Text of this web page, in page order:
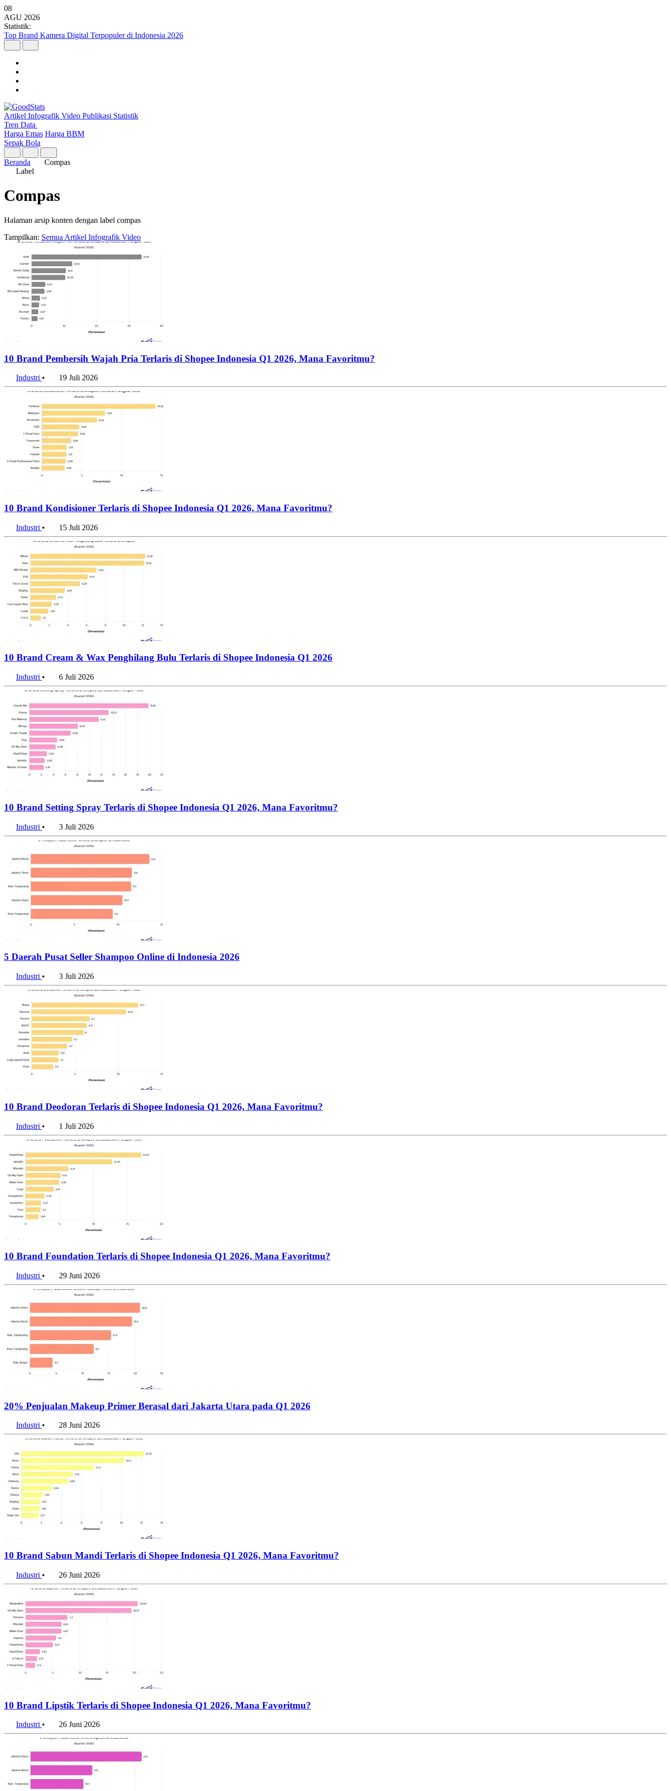
08
AGU 2026
Statistik:
Top Brand Kamera Digital Terpopuler di Indonesia 2026
Artikel Infografik Video Publikasi Statistik
Tren Data
Harga Emas Harga BBM
Sepak Bola
Beranda
Compas
Label
Compas
Halaman arsip konten dengan label compas
Tampilkan: Semua Artikel Infografik Video
10 Brand Pembersih Wajah Pria Terlaris di Shopee Indonesia Q1 2026, Mana Favoritmu?
Industri • 19 Juli 2026
10 Brand Kondisioner Terlaris di Shopee Indonesia Q1 2026, Mana Favoritmu?
Industri • 15 Juli 2026
10 Brand Cream & Wax Penghilang Bulu Terlaris di Shopee Indonesia Q1 2026
Industri • 6 Juli 2026
10 Brand Setting Spray Terlaris di Shopee Indonesia Q1 2026, Mana Favoritmu?
Industri • 3 Juli 2026
5 Daerah Pusat Seller Shampoo Online di Indonesia 2026
Industri • 3 Juli 2026
10 Brand Deodoran Terlaris di Shopee Indonesia Q1 2026, Mana Favoritmu?
Industri • 1 Juli 2026
10 Brand Foundation Terlaris di Shopee Indonesia Q1 2026, Mana Favoritmu?
Industri • 29 Juni 2026
20% Penjualan Makeup Primer Berasal dari Jakarta Utara pada Q1 2026
Industri • 28 Juni 2026
10 Brand Sabun Mandi Terlaris di Shopee Indonesia Q1 2026, Mana Favoritmu?
Industri • 26 Juni 2026
10 Brand Lipstik Terlaris di Shopee Indonesia Q1 2026, Mana Favoritmu?
Industri • 26 Juni 2026